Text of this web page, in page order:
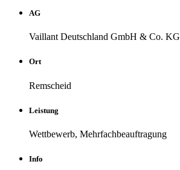
AG
Vaillant Deutschland GmbH & Co. KG
Ort
Remscheid
Leistung
Wettbewerb, Mehrfachbeauftragung
Info